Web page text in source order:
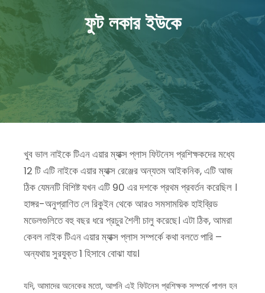
ফুট লকার ইউকে
খুব ভাল নাইকে টিএন এয়ার ম্যাক্স প্লাস ফিটনেস প্রশিক্ষকদের মধ্যে
12 টি এটি নাইকে এয়ার ম্যাক্স রেঞ্জের অন্যতম আইকনিক, এটি আজ
ঠিক যেমনটি বিশিষ্ট যখন এটি 90 এর দশকে প্রথম প্রবর্তন করেছিল ।
হাঙ্গর-অনুপ্রাণিত লে রিকুইন থেকে আরও সমসাময়িক হাইব্রিড
মডেলগুলিতে বহু বছর ধরে প্রচুর শৈলী চালু করেছে। এটা ঠিক, আমরা
কেবল নাইক টিএন এয়ার ম্যাক্স প্লাস সম্পর্কে কথা বলতে পারি –
অন্যথায় সুরযুক্ত 1 হিসাবে বোঝা যায়।
যদি, আমাদের অনেকের মতো, আপনি এই ফিটনেস প্রশিক্ষক সম্পর্কে পাগল হন